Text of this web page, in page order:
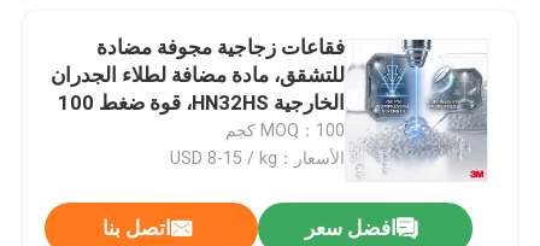
منزل
المنتجات
عرض الواقع الافتراضي
فقاعات زجاجية مجوفة مضادة
للتشقق، مادة مضافة لطلاء الجدران
الخارجية HN32HS، قوة ضغط 100
ميجا باسكال
MOQ：100 كجم
الأسعار：USD 8-15 / kg
افضل سعر اتصل بنا